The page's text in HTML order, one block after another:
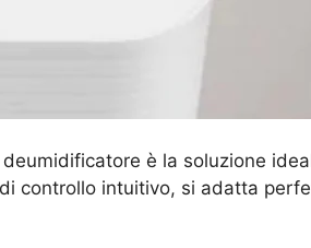
è la soluzione
controllo intuitivo, si adatta